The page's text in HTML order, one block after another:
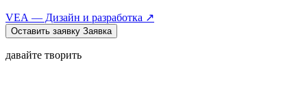
VEA — Дизайн и разработка ↗
Оставить заявку Заявка
давайте творить